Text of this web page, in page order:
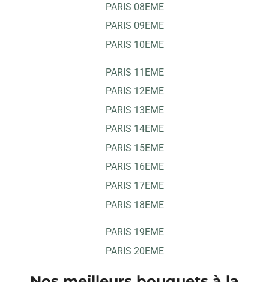
PARIS 08EME
PARIS 09EME
PARIS 10EME
PARIS 11EME
PARIS 12EME
PARIS 13EME
PARIS 14EME
PARIS 15EME
PARIS 16EME
PARIS 17EME
PARIS 18EME
PARIS 19EME
PARIS 20EME